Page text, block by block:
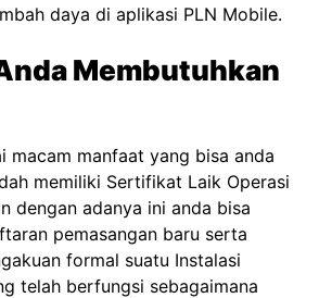
daya di aplikasi PLN Mobile.
Membutuhkan
macam manfaat yang bisa anda
memiliki Sertifikat Laik Operasi
dengan adanya ini anda bisa
pemasangan baru serta
formal suatu Instalasi
telah berfungsi sebagaimana